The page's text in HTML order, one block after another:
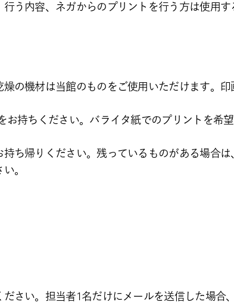
う内容、ネガからのプリントを行う方は使用
の機材は当館のものをご使用いただけます。
お持ちください。バライタ紙でのプリントを希
ち帰りください。残っているものがある場合
。
ださい。
さい。担当者1名だけにメールを送信した場合